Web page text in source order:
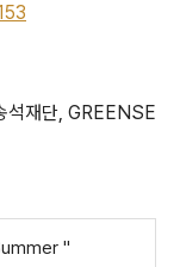
석재단, GREENSE
"